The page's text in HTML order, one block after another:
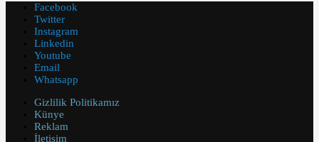
Facebook
Twitter
Instagram
Linkedin
Youtube
Email
Whatsapp
Gizlilik Politikamız
Künye
Reklam
İletişim